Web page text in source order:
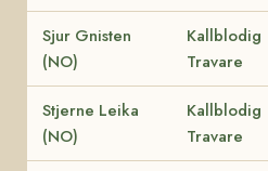
Sjur Gnisten
(NO)
Kallblodig
Travare
Stjerne Leika
(NO)
Kallblodig
Travare